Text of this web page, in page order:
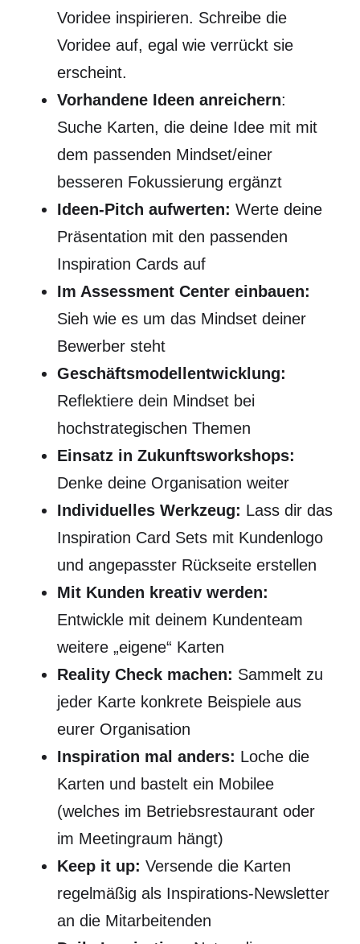
Voridee inspirieren. Schreibe die
Voridee auf, egal wie verrückt sie
erscheint.
Vorhandene Ideen anreichern:
Suche Karten, die deine Idee mit mit
dem passenden Mindset/einer
besseren Fokussierung ergänzt
Ideen-Pitch aufwerten: Werte deine
Präsentation mit den passenden
Inspiration Cards auf
Im Assessment Center einbauen:
Sieh wie es um das Mindset deiner
Bewerber steht
Geschäftsmodellentwicklung:
Reflektiere dein Mindset bei
hochstrategischen Themen
Einsatz in Zukunftsworkshops:
Denke deine Organisation weiter
Individuelles Werkzeug: Lass dir das
Inspiration Card Sets mit Kundenlogo
und angepasster Rückseite erstellen
Mit Kunden kreativ werden:
Entwickle mit deinem Kundenteam
weitere „eigene“ Karten
Reality Check machen: Sammelt zu
jeder Karte konkrete Beispiele aus
eurer Organisation
Inspiration mal anders: Loche die
Karten und bastelt ein Mobilee
(welches im Betriebsrestaurant oder
im Meetingraum hängt)
Keep it up: Versende die Karten
regelmäßig als Inspirations-Newsletter
an die Mitarbeitenden